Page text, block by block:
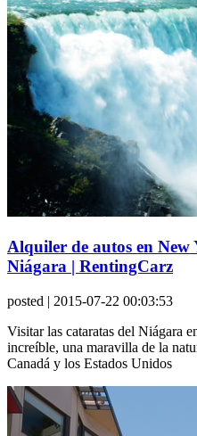
Alquiler de autos en
Niágara | RentingCarz
posted | 2015-07-22 00:03:53
Visitar las cataratas del Niágara
increíble, una maravilla de la
Canadá y los Estados Unidos